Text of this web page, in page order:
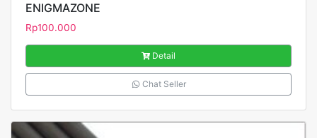
ENIGMAZONE
Rp100.000
Detail
Chat Seller